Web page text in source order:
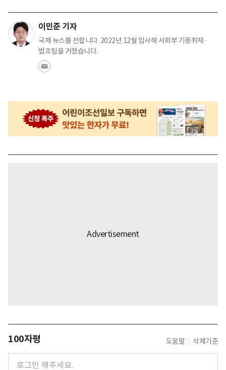
이민준 기자
국제 뉴스를 전합니다. 2022년 12월 입사해 사회부 기동취재·
법조팀을 거쳤습니다.
100자평 도움말 삭제기준